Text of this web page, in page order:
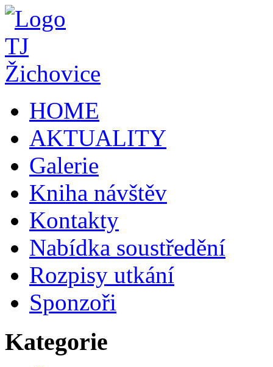
HOME
AKTUALITY
Galerie
Kniha návštěv
Kontakty
Nabídka soustředění
Rozpisy utkání
Sponzoři
Kategorie